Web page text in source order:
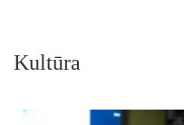
Kultūra